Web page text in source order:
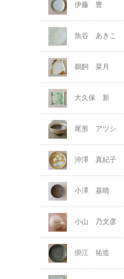
伊藤 豊
魚谷 あきこ
鵜飼 菜月
大久保 新
尾形 アツシ
沖澤 真紀子
小澤 基晴
小山 乃文彦
掛江 祐造